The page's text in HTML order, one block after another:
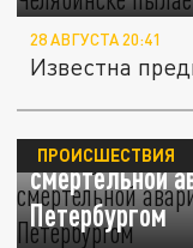
28 АВГУСТА 20:41
Известна
Скакнул сахар
смертельной
Петербургом
ПРОИСШЕСТВИЯ